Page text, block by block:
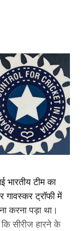
भारतीय टीम का
गावस्कर ट्रॉफी में
करना पड़ा था।
कि सीरीज हारने के